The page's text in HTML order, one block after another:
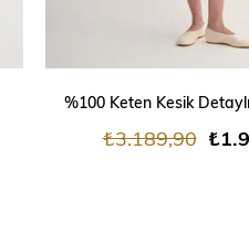
SEPETE EKLE
%100 Keten Kesik
₺3.189,90